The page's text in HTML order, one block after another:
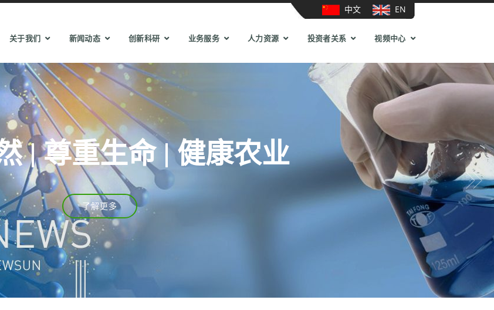
中文 EN
关于我们 新闻动态 创新科研 业务服务 人力资源 投资者关系 视频中心
| 尊重生命 | 健康农业
了解更多
Next